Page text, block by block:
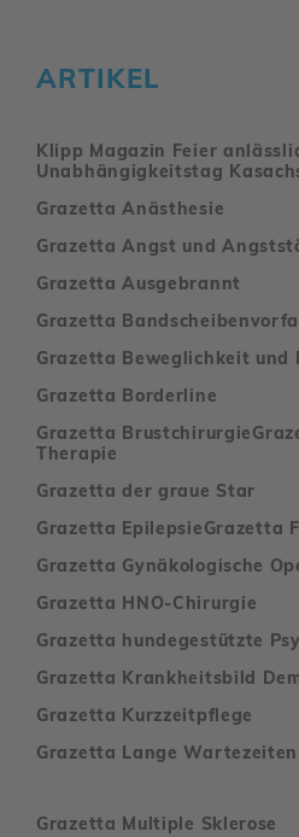
ARTIKEL
Klipp Magazin Feier
Unabhängigkeitstag
Grazetta Anästhesie
Grazetta Angst und
Grazetta Ausgebrannt
Grazetta
Grazetta Beweglichkeit und
Grazetta Borderline
Grazetta Brustchirurgie
Therapie
Grazetta der graue Star
Grazetta EpilepsieGrazetta
Grazetta Gynäkologische
Grazetta HNO-Chirurgie
Grazetta hundegestützte
Grazetta Krankheitsbild
Grazetta Kurzzeitpflege
Grazetta Lange
Grazetta Multiple Sklerose